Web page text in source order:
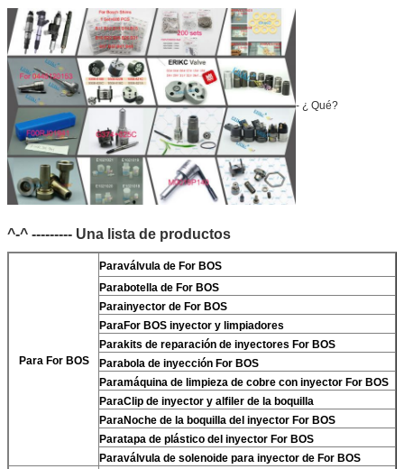
- ¿ Qué?
^-^ --------- Una lista de productos
Para For BOS
Paraválvula de For BOS
Parabotella de For BOS
Parainyector de For BOS
ParaFor BOS inyector y limpiadores
Parakits de reparación de inyectores For BOS
Parabola de inyección For BOS
Paramáquina de limpieza de cobre con inyector For BOS
ParaClip de inyector y alfiler de la boquilla
ParaNoche de la boquilla del inyector For BOS
Paratapa de plástico del inyector For BOS
Paraválvula de solenoide para inyector de For BOS